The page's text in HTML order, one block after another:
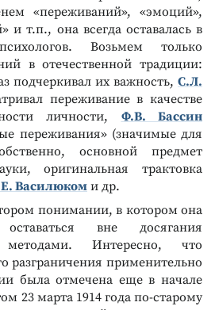
«переживаний», «эмоций»,
и т.п., она всегда оставалась в
Возьмем только
в отечественной традиции:
подчеркивал их важность, С.Л.
переживание в качестве
личности, Ф.В. Бассин
переживания» (значимые для
основной предмет
оригинальная трактовка
Василюком и др.
понимании, в котором она
вне досягания
методами. Интересно, что
разграничения применительно
была отмечена еще в начале
23 марта 1914 года по-старому